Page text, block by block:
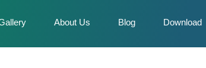
About Us Blog Download